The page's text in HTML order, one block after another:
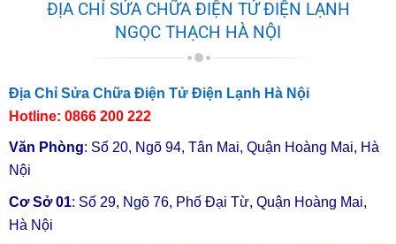
Bảng giá sửa chữa máy lọc nước tại
ĐỊA CHỈ SỬA CHỮA ĐIỆN TỬ ĐIỆN LẠNH
NGỌC THẠCH HÀ NỘI
Địa Chỉ Sửa Chữa Điện Tử Điện Lạnh Hà Nội
Hotline: 0866 200 222
Văn Phòng: Số 20, Ngõ 94, Tân Mai, Quận Hoàng Mai, Hà
Nội
Cơ Sở 01: Số 29, Ngõ 76, Phố Đại Từ, Quận Hoàng Mai,
Hà Nội